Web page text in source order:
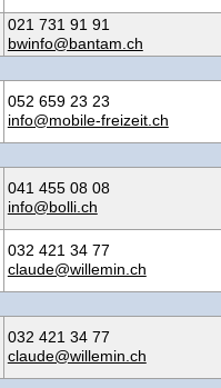
021 731 91 91
bwinfo@bantam.ch
052 659 23 23
info@mobile-freizeit.ch
041 455 08 08
info@bolli.ch
032 421 34 77
claude@willemin.ch
032 421 34 77
claude@willemin.ch